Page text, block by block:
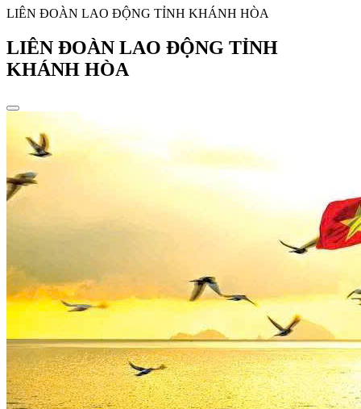
LIÊN ĐOÀN LAO ĐỘNG TỈNH KHÁNH HÒA
LIÊN ĐOÀN LAO ĐỘNG TỈNH
KHÁNH HÒA